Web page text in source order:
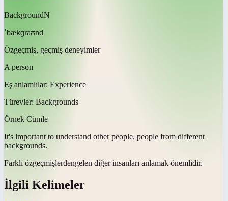
BackgroundN
ˈbækɡraʊnd
Özgeçmiş, geçmiş deneyimler
A person
Eş anlamlılar: Experience
Türevler: Backgrounds
Örnek Cümle
It's important to understand other people, people from different
backgrounds.
Farklı özgeçmişlerdengelen diğer insanları anlamak önemlidir.
İlgili Kelimeler